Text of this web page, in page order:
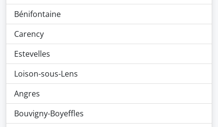
Bénifontaine
Carency
Estevelles
Loison-sous-Lens
Angres
Bouvigny-Boyeffles